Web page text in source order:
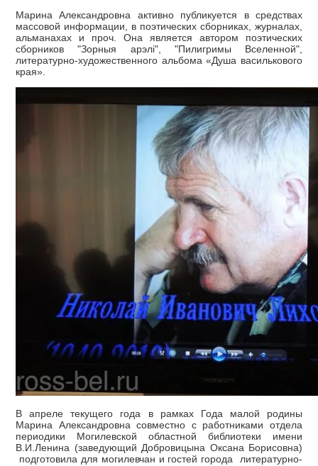
Марина Александровна активно публикуется в средствах
массовой информации, в поэтических сборниках, журналах,
альманахах и проч. Она является автором поэтических
сборников "Зорныя арэлі", "Пилигримы Вселенной",
литературно-художественного альбома «Душа василькового
края».
В апреле текущего года в рамках Года малой родины
Марина Александровна совместно с работниками отдела
периодики Могилевской областной библиотеки имени
В.И.Ленина (заведующий Добровицына Оксана Борисовна)
подготовила для могилевчан и гостей города литературно-